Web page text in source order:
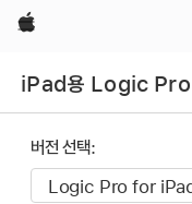
Apple
iPad용 Logic Pro
버전 선택: